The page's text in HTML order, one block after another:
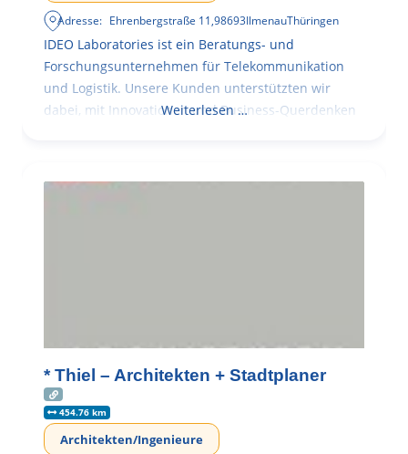
Adresse: Ehrenbergstraße 11,98693IlmenauThüringen
IDEO Laboratories ist ein Beratungs- und
Forschungsunternehmen für Telekommunikation
und Logistik. Unsere Kunden unterstützten wir
dabei, mit Innovationen und Business-Querdenken
Weiterlesen …
* Thiel – Architekten + Stadtplaner
454.76 km
Architekten/Ingenieure